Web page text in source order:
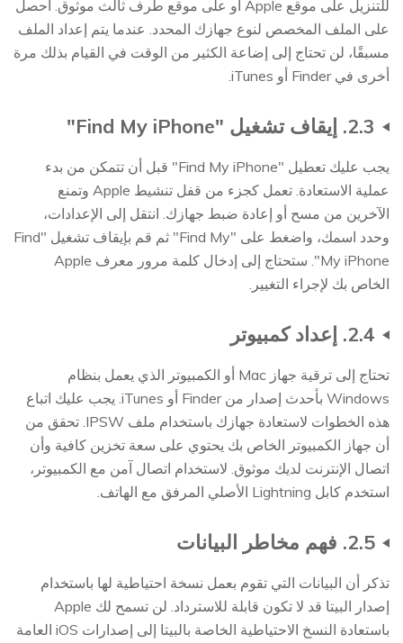
للتنزيل على موقع Apple أو على موقع طرف ثالث موثوق. احصل
على الملف المخصص لنوع جهازك المحدد. عندما يتم إعداد الملف
مسبقًا، لن تحتاج إلى إضاعة الكثير من الوقت في القيام بذلك مرة
أخرى في Finder أو iTunes.
2.3. إيقاف تشغيل "Find My iPhone"
يجب عليك تعطيل "Find My iPhone" قبل أن تتمكن من بدء
عملية الاستعادة. تعمل كجزء من قفل تنشيط Apple وتمنع
الآخرين من مسح أو إعادة ضبط جهازك. انتقل إلى الإعدادات،
وحدد اسمك، واضغط على "Find My" ثم قم بإيقاف تشغيل "Find
My iPhone". ستحتاج إلى إدخال كلمة مرور معرف Apple
الخاص بك لإجراء التغيير.
2.4. إعداد كمبيوتر
تحتاج إلى ترقية جهاز Mac أو الكمبيوتر الذي يعمل بنظام
Windows بأحدث إصدار من Finder أو iTunes. يجب عليك اتباع
هذه الخطوات لاستعادة جهازك باستخدام ملف IPSW. تحقق من
أن جهاز الكمبيوتر الخاص بك يحتوي على سعة تخزين كافية وأن
اتصال الإنترنت لديك موثوق. لاستخدام اتصال آمن مع الكمبيوتر،
استخدم كابل Lightning الأصلي المرفق مع الهاتف.
2.5. فهم مخاطر البيانات
تذكر أن البيانات التي تقوم بعمل نسخة احتياطية لها باستخدام
إصدار البيتا قد لا تكون قابلة للاسترداد. لن تسمح لك Apple
باستعادة النسخ الاحتياطية الخاصة بالبيتا إلى إصدارات iOS العامة